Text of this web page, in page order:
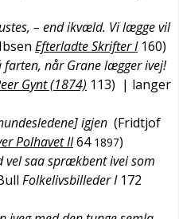
– end ikvæld. Vi lægge vil
Efterladte Skrifter I 160)
farten, når Grane lægger ivej!
Gynt (1874) 113) | langer
igjen (Fridtjof
Polhavet II64 1897)
saa sprækbent ivei som
Folkelivsbilleder I 172